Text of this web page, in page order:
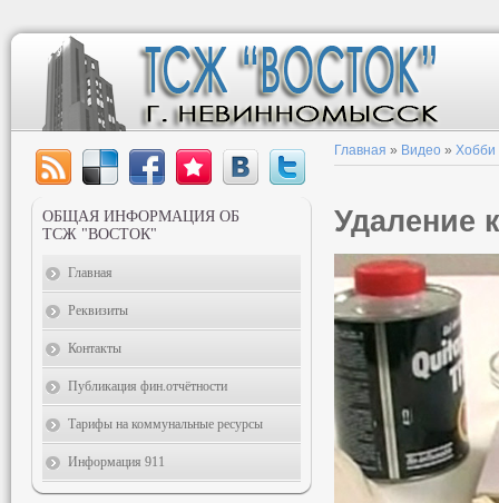
Главная » Видео » Хобби
Удаление
ОБЩАЯ ИНФОРМАЦИЯ ОБ
ТСЖ "ВОСТОК"
Главная
Реквизиты
Контакты
Публикация фин.отчётности
Тарифы на коммунальные ресурсы
Информация 911